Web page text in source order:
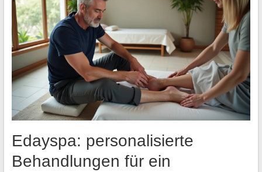
Edayspa: personalisierte
Behandlungen für ein